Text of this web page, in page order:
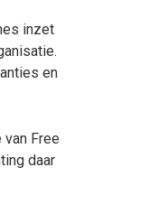
inzet
en
Free
daar